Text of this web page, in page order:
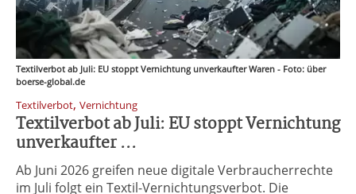
Textilverbot ab Juli: EU stoppt Vernichtung unverkaufter Waren - Foto: über
boerse-global.de
Textilverbot, Vernichtung
Textilverbot ab Juli: EU stoppt Vernichtung
unverkaufter ...
Ab Juni 2026 greifen neue digitale Verbraucherrechte
im Juli folgt ein Textil-Vernichtungsverbot. Die